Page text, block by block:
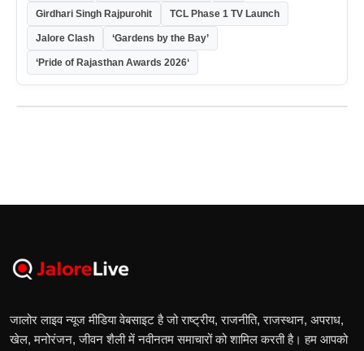
Girdhari Singh Rajpurohit TCL Phase 1 TV Launch
Jalore Clash ‘Gardens by the Bay’
‘Pride of Rajasthan Awards 2026‘
जालोर लाइव न्यूज मीडिया वेबसाइट है जो राष्ट्रीय, राजनीति, राजस्थान, अपराध,
खेल, मनोरंजन, जीवन शैली में नवीनतम समाचारों को शामिल करती है। हम आपको